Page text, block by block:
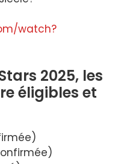
watch?
2025, les
éligibles et